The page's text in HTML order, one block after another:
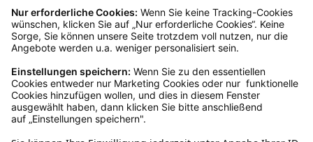
Ruf uns an
0800-28 18 78
Schreibe uns
verkauf@schecker.de